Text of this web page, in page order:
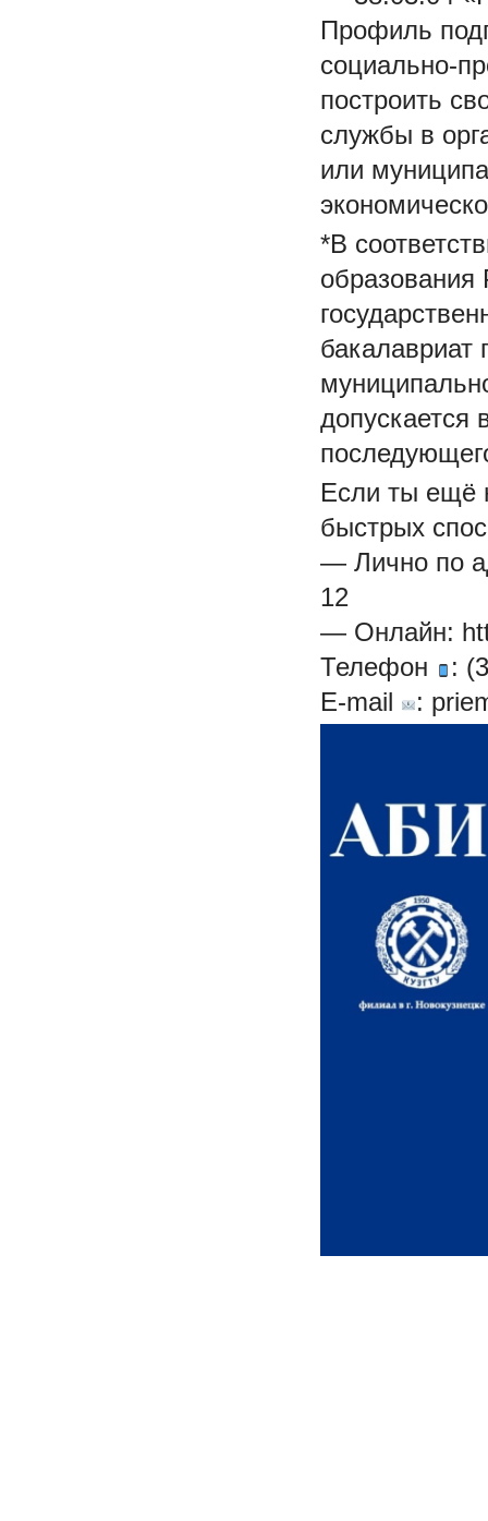
Профиль
социально-
построить
службы в
или
*В
образования
бакалавриат
допускается
Если ты ещё
быстрых
— Лично по
12
— Онлайн:
Телефон
:
E-mail
: